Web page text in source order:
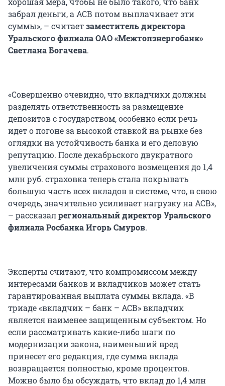
забрал деньги, а АСВ потом выплачивает эти
суммы», – считаетзаместитель директора
Уральского филиала ОАО «Межтопэнергобанк»
Светлана Богачева.
«Совершенно очевидно, что вкладчики должны
разделять ответственность за размещение
депозитов с государством, особенно если речь
идет о погоне за высокой ставкой на рынке без
оглядки на устойчивость банка и его деловую
репутацию. После декабрьского двукратного
увеличения суммы страхового возмещения до 1,4
млн руб. страховка теперь стала покрывать
большую часть всех вкладов в системе, что, в свою
очередь, значительно усиливает нагрузку на АСВ»,
– рассказалрегиональный директор Уральского
филиала Росбанка Игорь Смуров.
Эксперты считают, что компромиссом между
интересами банков и вкладчиков может стать
гарантированная выплата суммы вклада. «В
триаде «вкладчик – банк – АСВ» вкладчик
является наименее защищенным субъектом. Но
если рассматривать какие-либо шаги по
модернизации закона, наименьший вред
принесет его редакция, где сумма вклада
возвращается полностью, кроме процентов.
Можно было бы обсуждать, что вклад до 1,4 млн